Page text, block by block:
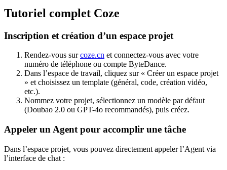
Tutoriel complet Coze
Inscription et création d’un espace projet
Rendez-vous surcoze.cn et connectez-vous avec votre
numéro de téléphone ou compte ByteDance.
Dans l’espace de travail, cliquez sur « Créer un espace projet
» et choisissez un template (général, code, création vidéo,
etc.).
Nommez votre projet, sélectionnez un modèle par défaut
(Doubao 2.0 ou GPT-4o recommandés), puis créez.
Appeler un Agent pour accomplir une tâche
Dans l’espace projet, vous pouvez directement appeler l’Agent via
l’interface de chat :